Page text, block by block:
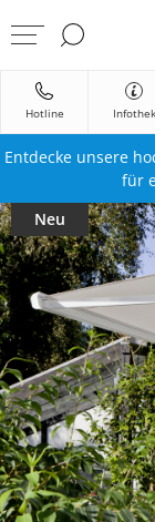
Hotline Infothek
Entdecke unsere
für
Neu